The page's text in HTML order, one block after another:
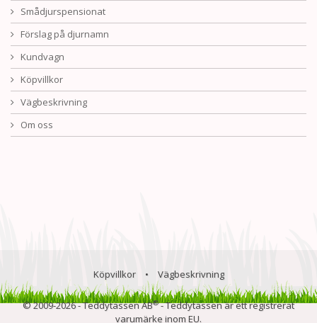
Smådjurspensionat
Förslag på djurnamn
Kundvagn
Köpvillkor
Vägbeskrivning
Om oss
Köpvillkor • Vägbeskrivning
© 2009-2026 - Teddytassen AB®- Teddytassen är ett registrerat
varumärke inom EU.